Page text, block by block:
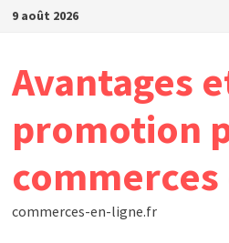
Passer
9 août 2026
Avantages
promotion
commerces-en-ligne.fr